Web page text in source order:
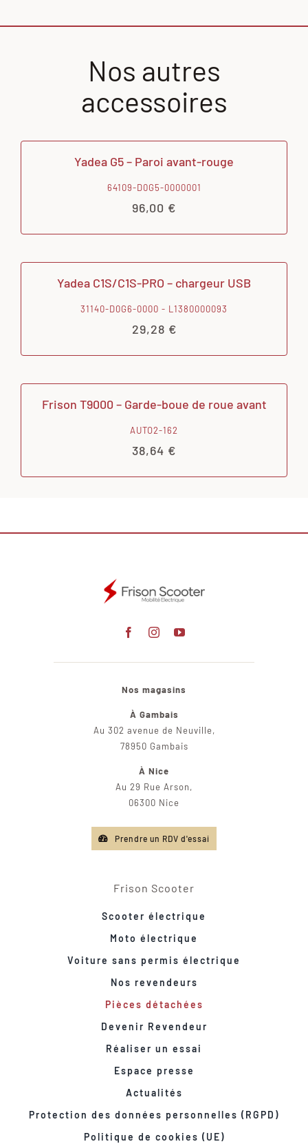
Nos autres
accessoires
Yadea G5 – Paroi avant-rouge
64109-D0G5-0000001
96,00 €
Yadea C1S/C1S-PRO – chargeur USB
31140-D0G6-0000 - L1380000093
29,28 €
Frison T9000 – Garde-boue de roue avant
AUTO2-162
38,64 €
Nos magasins
À Gambais
Au 302 avenue de Neuville,
78950 Gambais
À Nice
Au 29 Rue Arson,
06300 Nice
Prendre un RDV d'essai
Frison Scooter
Scooter électrique
Moto électrique
Voiture sans permis électrique
Nos revendeurs
Pièces détachées
Devenir Revendeur
Réaliser un essai
Espace presse
Actualités
Protection des données personnelles (RGPD)
Politique de cookies (UE)